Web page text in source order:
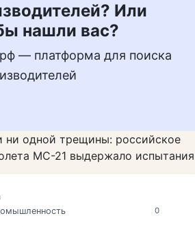
Или
нашли вас?
— платформа для поиска
ни одной трещины: российское
МС-21 выдержало испытания
0